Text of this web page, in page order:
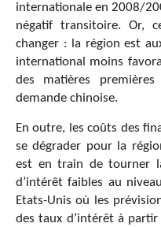
internationale en 2008/
négatif transitoire. Or,
changer : la région est
international moins
des matières
demande chinoise.
En outre, les coûts des
se dégrader pour la
est en train de tourner
d’intérêt faibles au
Etats-Unis où les
des taux d’intérêt à